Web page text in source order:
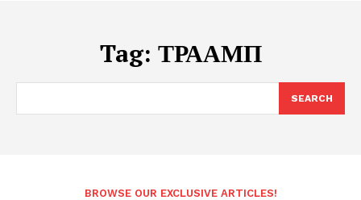
Tag: ΤΡΑΑΜΠ
SEARCH
BROWSE OUR EXCLUSIVE ARTICLES!